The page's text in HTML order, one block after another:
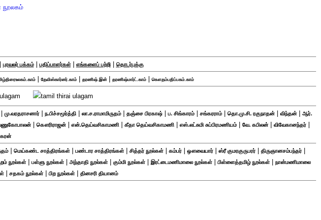
புரவலர் பக்கம்| பதிப்பாளர்கள்| எங்களைப் பற்றி| தொடர்புக்கு
| தேவிஸ்கார்னர்.காம்| தரணிஷ்.இன்| தரணிஷ்மார்ட்.காம்| கௌதம்பதிப்பகம்.காம்
மு.வரதராசனார் ந.பிச்சமூர்த்தி லா.ச.ராமாமிருதம் தஞ்சை பிரகாஷ் ப. சிங்காரம் சங்கரராம் தொ.மு.சி. ரகுநாதன்| விந்தன்|
ஆர்.
| கௌரிராஜன்| என்.தெய்வசிகாமணி| கீதா தெய்வசிகாமணி| எஸ்.லட்சுமி சுப்பிரமணியம்| வே. கபிலன்| விவேகானந்தர்|
மெய்கண்ட சாத்திரங்கள் பண்டார சாத்திரங்கள் சித்தர் நூல்கள் கம்பர் ஔவையார் ஸ்ரீ குமரகுருபரர் திருஞானசம்பந்தர்
நூல்கள் பள்ளு நூல்கள் அந்தாதி நூல்கள் கும்மி நூல்கள் இரட்டைமணிமாலை நூல்கள் பிள்ளைத்தமிழ் நூல்கள்
நான்மணிமாலை
| சதகம் நூல்கள்| பிற நூல்கள்| தினசரி தியானம்